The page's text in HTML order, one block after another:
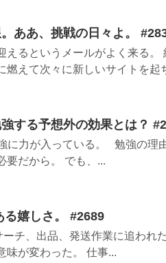
ああ、挑戦の日々よ。
えるというメールがよく来る。
燃えて次々に新しいサイトを起
する予想外の効果とは？
に力が入っている。 勉強の理
要だから。 でも、...
嬉しさ。 #2689
チ、出品、発送作業に追われ
味が変わった。 仕事...